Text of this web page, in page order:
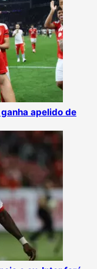
apelido de